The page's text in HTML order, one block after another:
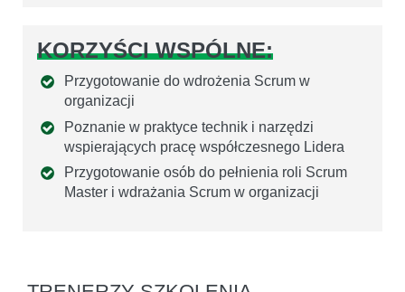
KORZYŚCI WSPÓLNE:
Przygotowanie do wdrożenia Scrum w
organizacji
Poznanie w praktyce technik i narzędzi
wspierających pracę współczesnego Lidera
Przygotowanie osób do pełnienia roli Scrum
Master i wdrażania Scrum w organizacji